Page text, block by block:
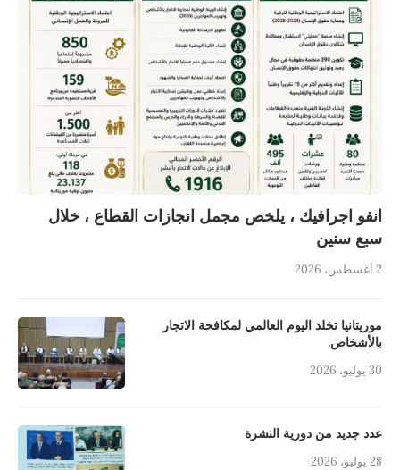
انفو اجرافيك ، يلخص مجمل انجازات القطاع ، خلال
سبع سنين
2 أغسطس، 2026
موريتانيا تخلد اليوم العالمي لمكافحة الاتجار
بالأشخاص.
30 يوليو، 2026
عدد جديد من دورية النشرة
28 يوليو، 2026